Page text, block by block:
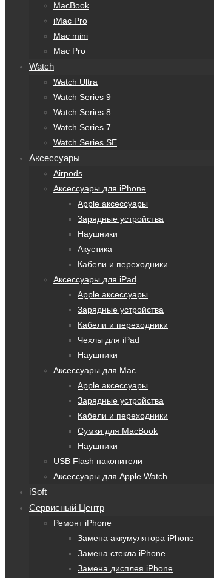
MacBook
iMac Pro
Mac mini
Mac Pro
Watch
Watch Ultra
Watch Series 9
Watch Series 8
Watch Series 7
Watch Series SE
Аксессуары
Airpods
Аксессуары для iPhone
Apple аксессуары
Зарядные устройства
Наушники
Акустика
Кабели и переходники
Аксессуары для iPad
Apple аксессуары
Зарядные устройства
Кабели и переходники
Чехлы для iPad
Наушники
Аксессуары для Mac
Apple аксессуары
Зарядные устройства
Кабели и переходники
Сумки для MacBook
Наушники
USB Flash накопители
Аксессуары для Apple Watch
iSoft
Сервисный Центр
Ремонт iPhone
Замена аккумулятора iPhone
Замена стекла iPhone
Замена дисплея iPhone